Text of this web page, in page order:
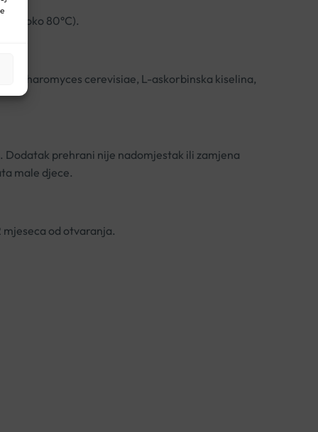
oko 80°C).
cerevisiae, L-askorbinska kiselina,
Dodatak prehrani nije nadomjestak ili zamjena
male djece.
od otvaranja.